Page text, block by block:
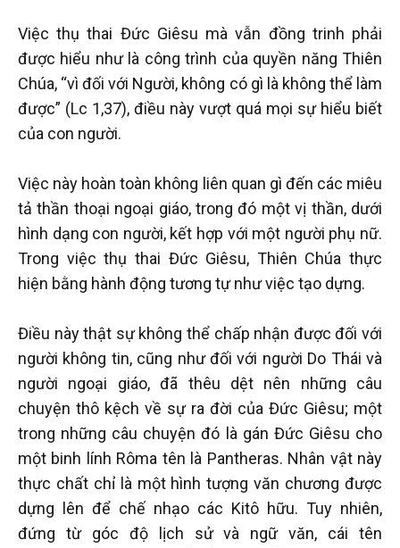
Việc thụ thai Đức Giêsu mà vẫn đồng trinh phải
được hiểu như là công trình của quyền năng Thiên
Chúa, “vì đối với Người, không có gì là không thể làm
được” (Lc 1,37), điều này vượt quá mọi sự hiểu biết
của con người.
Việc này hoàn toàn không liên quan gì đến các miêu
tả thần thoại ngoại giáo, trong đó một vị thần, dưới
hình dạng con người, kết hợp với một người phụ nữ.
Trong việc thụ thai Đức Giêsu, Thiên Chúa thực
hiện bằng hành động tương tự như việc tạo dựng.
Điều này thật sự không thể chấp nhận được đối với
người không tin, cũng như đối với người Do Thái và
người ngoại giáo, đã thêu dệt nên những câu
chuyện thô kệch về sự ra đời của Đức Giêsu; một
trong những câu chuyện đó là gán Đức Giêsu cho
một binh lính Rôma tên là Pantheras. Nhân vật này
thực chất chỉ là một hình tượng văn chương được
dựng lên để chế nhạo các Kitô hữu. Tuy nhiên,
đứng từ góc độ lịch sử và ngữ văn, cái tên